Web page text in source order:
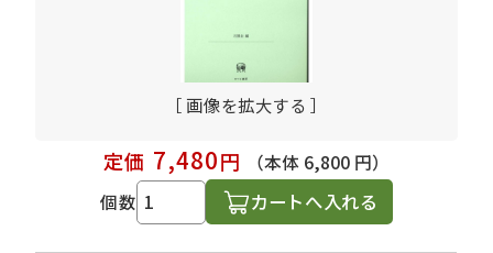
［ 画像を拡大する ］
定価 7,480円
（本体 6,800 円）
個数
カートへ入れる